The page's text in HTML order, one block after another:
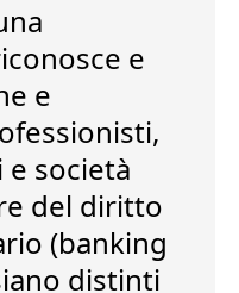
e
e
società
del diritto
(banking
distinti